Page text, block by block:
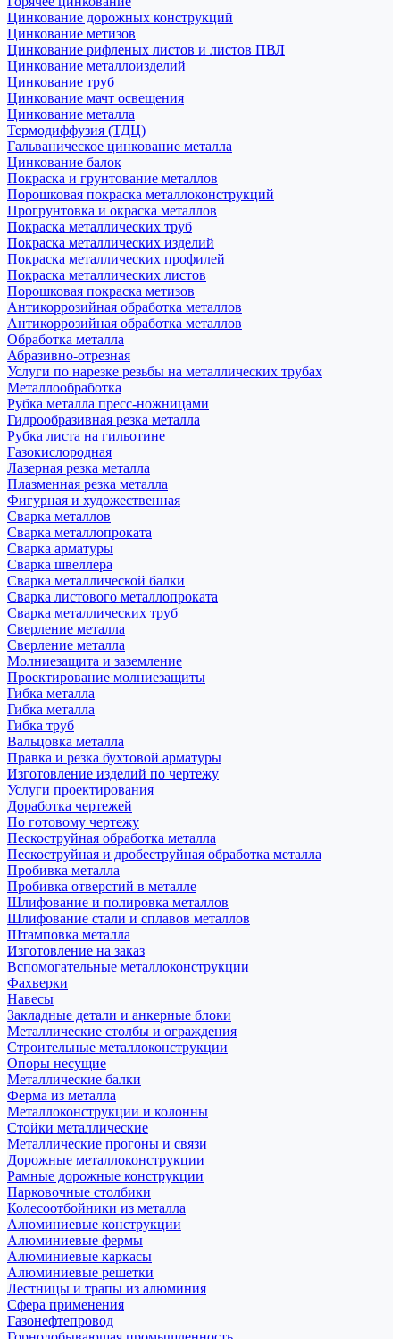
Цинкование дорожных конструкций
Цинкование метизов
Цинкование рифленых листов и листов ПВЛ
Цинкование металлоизделий
Цинкование труб
Цинкование мачт освещения
Цинкование металла
Термодиффузия (ТДЦ)
Гальваническое цинкование металла
Цинкование балок
Покраска и грунтование металлов
Порошковая покраска металлоконструкций
Прогрунтовка и окраска металлов
Покраска металлических труб
Покраска металлических изделий
Покраска металлических профилей
Покраска металлических листов
Порошковая покраска метизов
Антикоррозийная обработка металлов
Антикоррозийная обработка металлов
Обработка металла
Абразивно-отрезная
Услуги по нарезке резьбы на металлических трубах
Металлообработка
Рубка металла пресс-ножницами
Гидрообразивная резка металла
Рубка листа на гильотине
Газокислородная
Лазерная резка металла
Плазменная резка металла
Фигурная и художественная
Сварка металлов
Сварка металлопроката
Сварка арматуры
Сварка швеллера
Сварка металлической балки
Сварка листового металлопроката
Сварка металлических труб
Сверление металла
Сверление металла
Молниезащита и заземление
Проектирование молниезащиты
Гибка металла
Гибка металла
Гибка труб
Вальцовка металла
Правка и резка бухтовой арматуры
Изготовление изделий по чертежу
Услуги проектирования
Доработка чертежей
По готовому чертежу
Пескоструйная обработка металла
Пескоструйная и дробеструйная обработка металла
Пробивка металла
Пробивка отверстий в металле
Шлифование и полировка металлов
Шлифование стали и сплавов металлов
Штамповка металла
Изготовление на заказ
Вспомогательные металлоконструкции
Фахверки
Навесы
Закладные детали и анкерные блоки
Металлические столбы и ограждения
Строительные металлоконструкции
Опоры несущие
Металлические балки
Ферма из металла
Металлоконструкции и колонны
Стойки металлические
Металлические прогоны и связи
Дорожные металлоконструкции
Рамные дорожные конструкции
Парковочные столбики
Колесоотбойники из металла
Алюминиевые конструкции
Алюминиевые фермы
Алюминиевые каркасы
Алюминиевые решетки
Лестницы и трапы из алюминия
Сфера применения
Газонефтепровод